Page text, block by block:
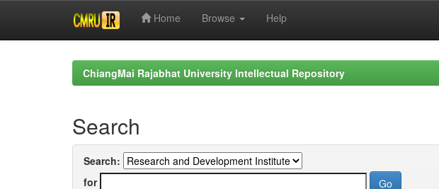
Home Browse Help
ChiangMai Rajabhat University Intellectual Repository
Search
Search:
for